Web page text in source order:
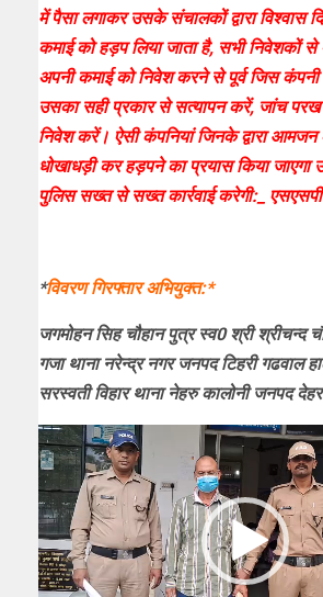
में पैसा लगाकर उसके संचालकों द्वारा विश्वास
कमाई को हड़प लिया जाता है, सभी निवेशकों
अपनी कमाई को निवेश करने से पूर्व जिस
उसका सही प्रकार से सत्यापन करें, जांच
निवेश करें। ऐसी कंपनियां जिनके द्वारा
धोखाधड़ी कर हड़पने का प्रयास किया जाएगा
पुलिस सख्त से सख्त कार्रवाई करेगी:_
*विवरण गिरफ्तार अभियुक्त:*
जगमोहन सिह चौहान पुत्र स्व0 श्री श्रीचन्द
गजा थाना नरेन्द्र नगर जनपद टिहरी गढवाल
सरस्वती विहार थाना नेहरु कालोनी जनपद
Video
Player